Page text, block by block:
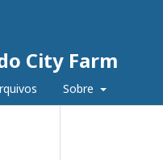
City Farm
Sobre